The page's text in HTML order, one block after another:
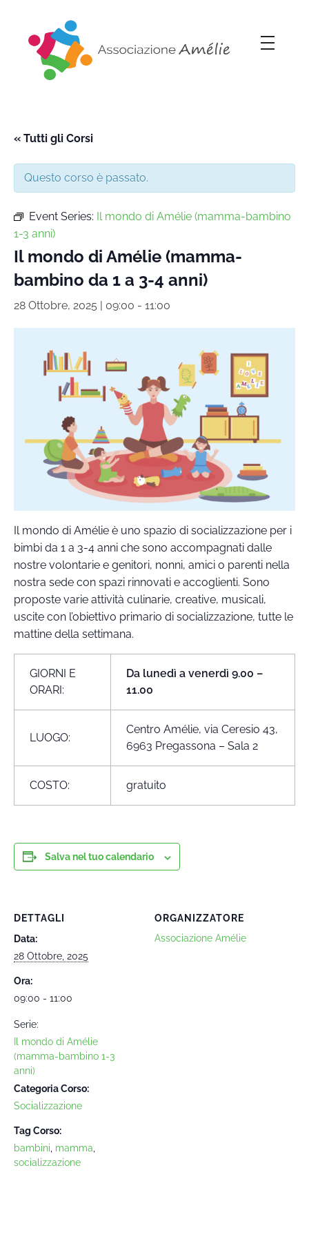
« Tutti gli Corsi
Questo corso è passato.
Event Series: Il mondo di Amélie (mamma-bambino
1-3 anni)
Il mondo di Amélie (mamma-
bambino da 1 a 3-4 anni)
28 Ottobre, 2025 | 09:00 - 11:00
Il mondo di Amélie è uno spazio di socializzazione per i
bimbi da 1 a 3-4 anni che sono accompagnati dalle
nostre volontarie e genitori, nonni, amici o parenti nella
nostra sede con spazi rinnovati e accoglienti. Sono
proposte varie attività culinarie, creative, musicali,
uscite con l’obiettivo primario di socializzazione, tutte le
mattine della settimana.
GIORNI E
ORARI:
Da lunedì a venerdì 9.00 –
11.00
LUOGO:
Centro Amélie, via Ceresio 43,
6963 Pregassona – Sala 2
COSTO: gratuito
Salva nel tuo calendario
DETTAGLI
Data:
28 Ottobre, 2025
Ora:
09:00 - 11:00
Serie:
Il mondo di Amélie
(mamma-bambino 1-3
anni)
Categoria Corso:
Socializzazione
Tag Corso:
bambini mamma
socializzazione
ORGANIZZATORE
Associazione Amélie